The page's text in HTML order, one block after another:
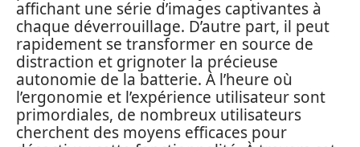
affichant une série d’images captivantes à
chaque déverrouillage. D’autre part, il peut
rapidement se transformer en source de
distraction et grignoter la précieuse
autonomie de la batterie. À l’heure où
l’ergonomie et l’expérience utilisateur sont
primordiales, de nombreux utilisateurs
cherchent des moyens efficaces pour